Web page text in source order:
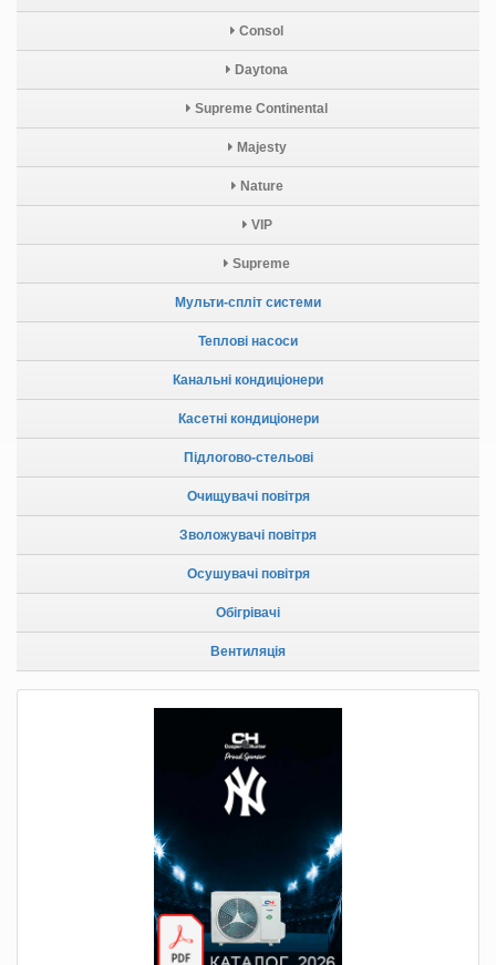
Consol
Daytona
Supreme Continental
Majesty
Nature
VIP
Supreme
Мульти-спліт системи
Теплові насоси
Канальні кондиціонери
Касетні кондиціонери
Підлогово-стельові
Очищувачі повітря
Зволожувачі повітря
Осушувачі повітря
Обігрівачі
Вентиляція